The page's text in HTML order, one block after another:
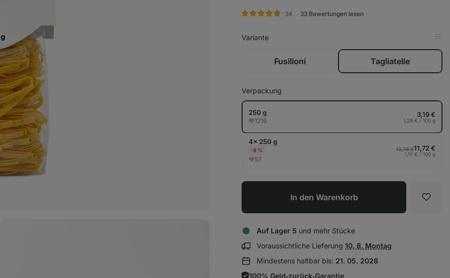
34 Bewertungen
33 Bewertungen lesen
Variante
in
Fusilloni Tagliatelle
Verpackung
250 g
1216
3,19 €
1,28 € / 100 g
4× 250 g
-8 %
57
12,76 €11,72 €
1,17 € / 100 g
In den Warenkorb
Auf Lager 5 und mehr Stücke
Voraussichtliche Lieferung Lieferinformationen
10. 8. Montag
Mindestens haltbar bis: 21. 05. 2028
100% Geld‑zurück‑Garantie